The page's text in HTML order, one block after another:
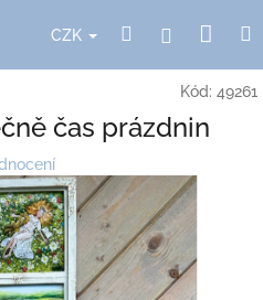
CZK HledatPřihlášení
Kód: 49261
čas prázdnin